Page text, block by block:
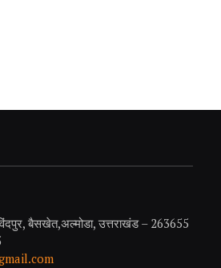
उत्तराखंड में गर्मियों में घूमने
पहाड़ी फल
बैसखेत,अल्मोडा, उत्तराखंड – 263655